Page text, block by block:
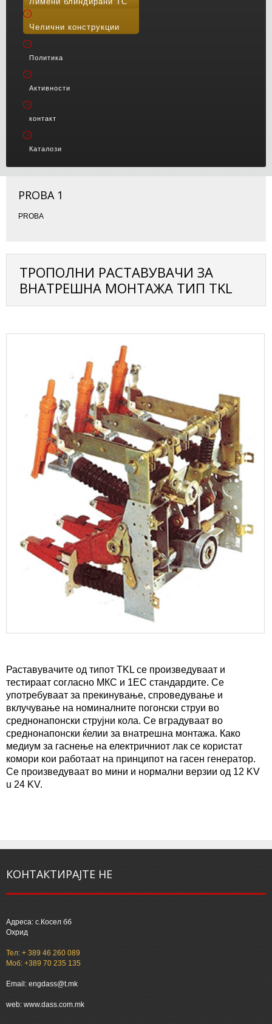
Челични конструкции
Политика
Активности
контакт
Каталози
PROBA 1
PROBA
ТРОПОЛНИ РАСТАВУВАЧИ ЗА
ВНАТРЕШНА МОНТАЖА ТИП TKL
Раставувачите од типот TKL ce произведуваат и
тестираат согласно МКС и 1ЕС стандардите. Се
употребуваат за прекинување, спроведување и
вклучување на номиналните погонски струи во
среднонапонски струјни кола. Се вградуваат во
среднонапонски ќелии за внатрешна монтажа. Како
медиум за гаснење на електричниот лак се користат
комори кои работаат на принципот на гасен генератор.
Се произведуваат во мини и нормални верзии од 12 KV
u 24 KV.
КОНТАКТИРАЈТЕ НЕ
Адреса: с.Косел бб
Охрид
Тел: + 389 46 260 089
Моб: +389 70 235 135
Email: engdass@t.mk
web: www.dass.com.mk